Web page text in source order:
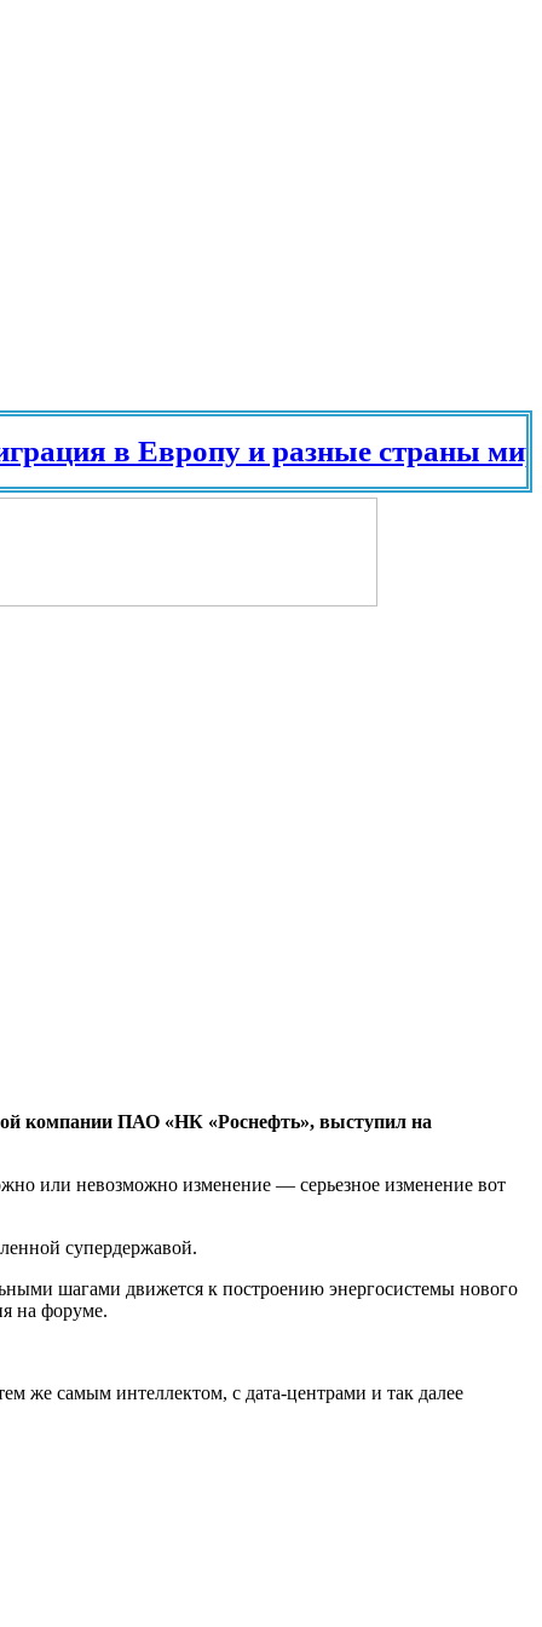
в Европу и разные страны мира в
компании ПАО «НК «Роснефть», выступил на
или невозможно изменение –– серьезное изменение вот
супердержавой.
шагами движется к построению энергосистемы нового
на форуме.
же самым интеллектом, с дата-центрами и так далее